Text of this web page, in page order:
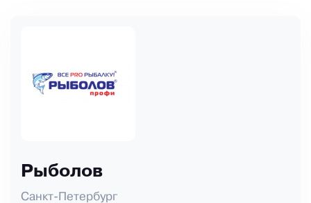
Рыболов
Санкт-Петербург